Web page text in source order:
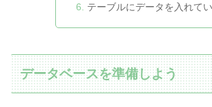
テーブルにデータを入れて
データベースを準備しよう